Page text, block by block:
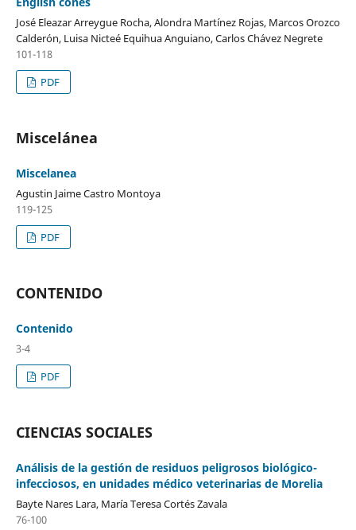
José Eleazar Arreygue Rocha, Alondra Martínez Rojas, Marcos Orozco
Calderón, Luisa Nicteé Equihua Anguiano, Carlos Chávez Negrete
101-118
PDF
Miscelánea
Miscelanea
Agustin Jaime Castro Montoya
119-125
PDF
CONTENIDO
Contenido
3-4
PDF
CIENCIAS SOCIALES
Análisis de la gestión de residuos peligrosos biológico-
infecciosos, en unidades médico veterinarias de Morelia
Bayte Nares Lara, Marí­a Teresa Cortés Zavala
76-100